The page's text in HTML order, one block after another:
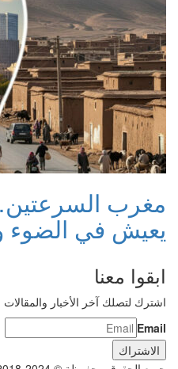
مغرب
يعيش في الضوء
ابقوا معنا
اشترك لتصلك آخر الأخبار والمقالات
Email